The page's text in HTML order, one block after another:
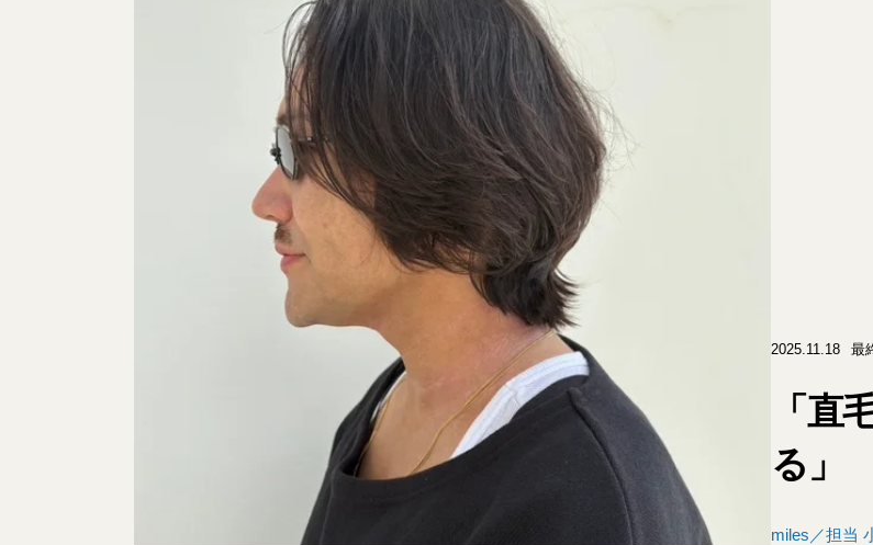
2025.11.18 最
「直
る」
miles／担当